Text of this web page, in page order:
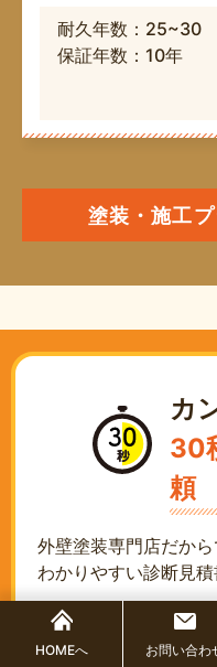
耐久年数：25~30
保証年数：10年
塗装・施工
カ
30
頼
外壁塗装専門店だから
わかりやすい診断見積
希望内容 任意
外壁屋根診断
HOMEへ お問い合わ